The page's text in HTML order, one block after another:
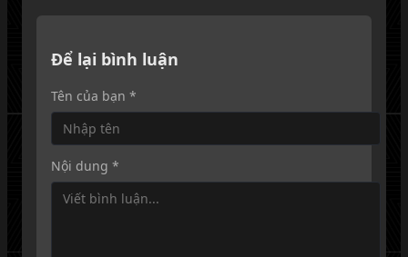
Để lại bình luận
Tên của bạn *
Nội dung *